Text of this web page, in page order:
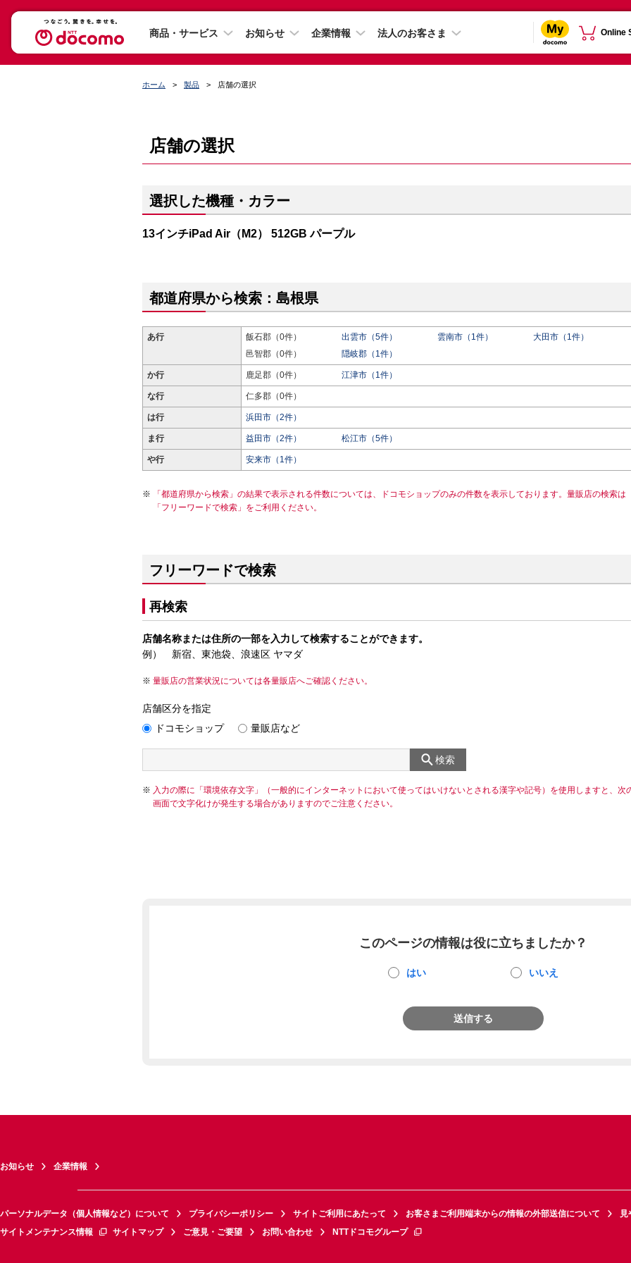
商品・サービス お知らせ 企業情報 法人のお客さま Online
ホーム 製品 店舗の選択
店舗の選択
選択した機種・カラー
13インチiPad Air（M2） 512GB パープル
都道府県から検索：島根県
あ行 飯石郡（0件） 出雲市（5件） 雲南市（1件）
大田市（1件）
邑智郡（0件）
隠岐郡（1件）
か行 鹿足郡（0件） 江津市（1件）
な行 仁多郡（0件）
は行 浜田市（2件）
ま行 益田市（2件） 松江市（5件）
や行 安来市（1件）
「都道府県から検索」の結果で表示される件数については、ドコモショップのみの件数を表示しております。量販店の検索は
「フリーワードで検索」をご利用ください。
フリーワードで検索
再検索
店舗名称または住所の一部を入力して検索することができます。
例） 新宿、東池袋、浪速区 ヤマダ
量販店の営業状況については各量販店へご確認ください。
店舗区分を指定
ドコモショップ
量販店など
検索
入力の際に「環境依存文字」（一般的にインターネットにおいて使ってはいけないとされる漢字や記号）を使用しますと、次
画面で文字化けが発生する場合がありますのでご注意ください。
このページの情報は役に立ちましたか？
はい いいえ
送信する
お知らせ 企業情報
パーソナルデータ（個人情報など）について プライバシーポリシー サイトご利用にあたって お客さまご利用端末からの情報の外部送信について
見
サイトメンテナンス情報
サイトマップ ご意見・ご要望 お問い合わせ NTTドコモグループ